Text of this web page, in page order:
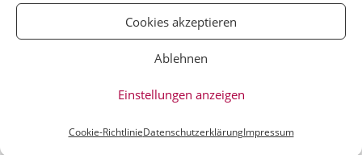
Cookies akzeptieren
Ablehnen
Einstellungen anzeigen
Cookie-RichtlinieDatenschutzerklärungImpressum
Weinheimer Jugendmedien gUG //
//Datenschutz